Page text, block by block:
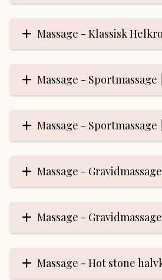
Massage - Klassisk
Massage - Sportmassage
Massage - Sportmassage
Massage -
Massage -
Massage - Hot stone